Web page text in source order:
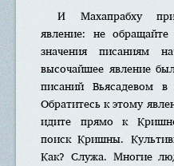
И Махапрабху
явление: не
значения писаниям
высочайшее явление
писаний Вьясадевом
Обратитесь к этому
идите прямо к
поиск Кришны.
Как? Служа. Многие